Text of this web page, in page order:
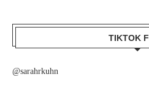
TIKTOK
@sarahrkuhn